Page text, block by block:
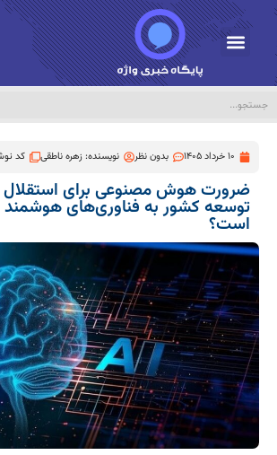
10 خرداد 1405 بدون نظر نویسنده:زهره ناطقی کد
ضرورت هوش مصنوعی برای استقلال
توسعه کشور به فناوری‌های هوشمند
است؟